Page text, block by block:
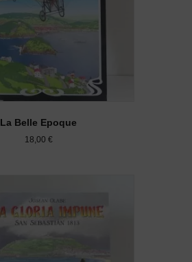
La Belle Epoque
18,00 €